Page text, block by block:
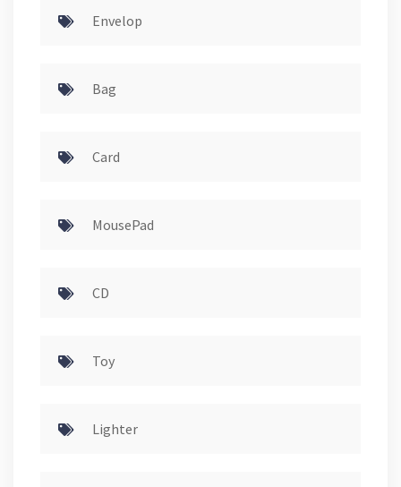
Envelop
Bag
Card
MousePad
CD
Toy
Lighter